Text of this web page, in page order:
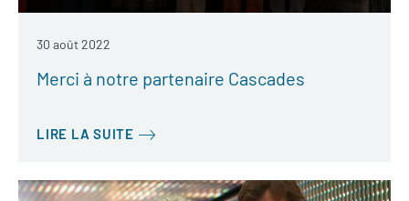
30 août 2022
Merci à notre partenaire Cascades
LIRE LA SUITE